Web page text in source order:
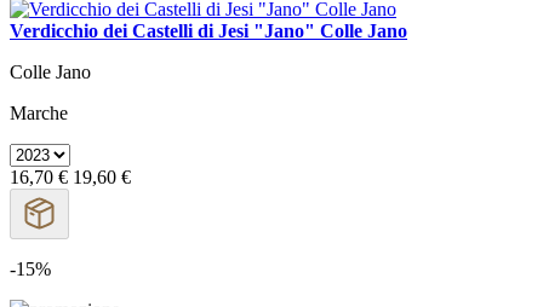
Verdicchio dei Castelli di Jesi "Jano" Colle Jano
Colle Jano
Marche
16,70 € 19,60 €
-15%